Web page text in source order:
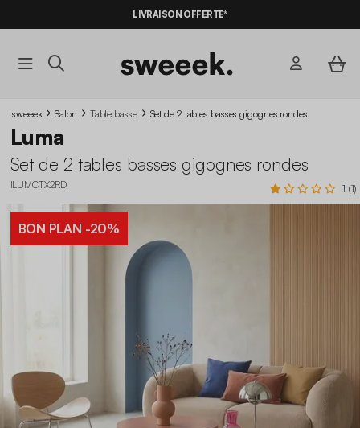
LIVRAISON OFFERTE*
sweeek Salon Table basse Set de 2 tables basses gigognes rondes
Luma
Set de 2 tables basses gigognes rondes
ILUMCTX2RD 1 (1)
BON PLAN -20%